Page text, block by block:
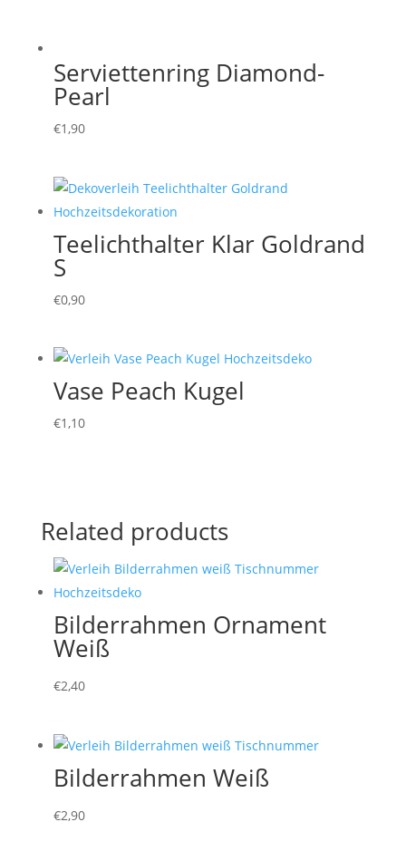
Serviettenring Diamond-
Pearl
€1,90
Teelichthalter Klar Goldrand
S
€0,90
Vase Peach Kugel
€1,10
Related products
Bilderrahmen Ornament
Weiß
€2,40
Bilderrahmen Weiß
€2,90